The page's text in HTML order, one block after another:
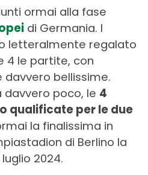
ormai alla fase
di Germania. I
letteralmente regalato
4 le partite, con
davvero bellissime.
poco, le 4
qualificate per le due
la finalissima in
di Berlino la
2024.